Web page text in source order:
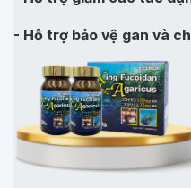
- Hỗ trợ bảo vệ gan và